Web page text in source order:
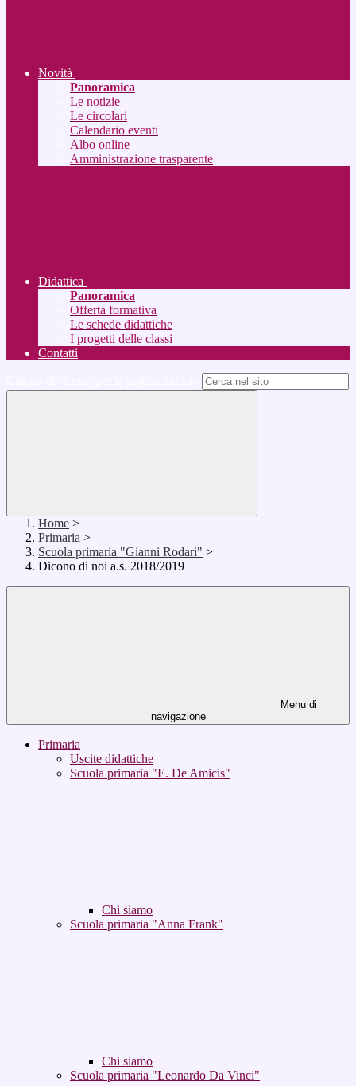
Novità
Panoramica
Le notizie
Le circolari
Calendario eventi
Albo online
Amministrazione trasparente
Didattica
Panoramica
Offerta formativa
Le schede didattiche
I progetti delle classi
Contatti
Home >
Primaria >
Scuola primaria "Gianni Rodari" >
Dicono di noi a.s. 2018/2019
Menu di
navigazione
Primaria
Uscite didattiche
Scuola primaria "E. De Amicis"
Chi siamo
Scuola primaria "Anna Frank"
Chi siamo
Scuola primaria "Leonardo Da Vinci"